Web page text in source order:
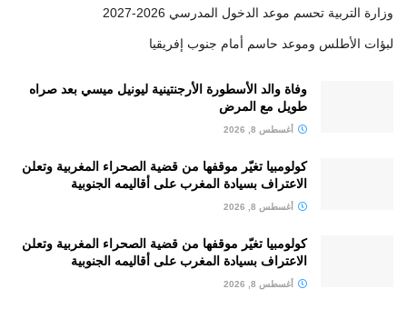
وزارة التربية تحسم موعد الدخول المدرسي 2026-2027
لبؤات الأطلس وموعد حاسم أمام جنوب إفريقيا
وفاة والد الأسطورة الأرجنتينية ليونيل ميسي بعد صراه
طويل مع المرض
أغسطس 8, 2026
كولومبيا تغيّر موقفها من قضية الصحراء المغربية وتعلن
الاعتراف بسيادة المغرب على أقاليمه الجنوبية
أغسطس 8, 2026
كولومبيا تغيّر موقفها من قضية الصحراء المغربية وتعلن
الاعتراف بسيادة المغرب على أقاليمه الجنوبية
أغسطس 8, 2026